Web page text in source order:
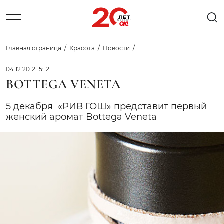
Главная страница Красота Новости
04.12.2012 15:12
BOTTEGA VENETA
5 декабря «РИВ ГОШ» представит первый
женский аромат Bottega Veneta